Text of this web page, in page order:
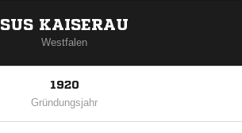
SUS KAISERAU
Westfalen
1920
Gründungsjahr